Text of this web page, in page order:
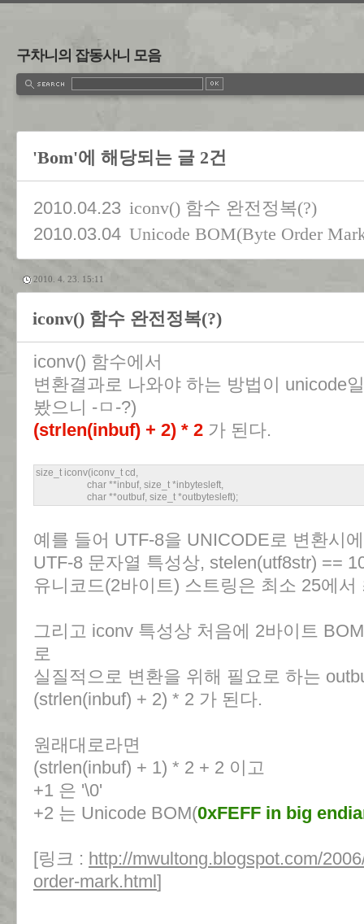
구차니의 잡동사니 모음
'Bom'에 해당되는 글 2건
2010.04.23 iconv() 함수 완전정복(?)
2010.03.04 Unicode BOM(Byte Order
2010. 4. 23. 15:11
iconv() 함수 완전정복(?)
iconv() 함수에서
변환결과로 나와야 하는 방법이 unicode
봤으니 -ㅁ-?)
(strlen(inbuf) + 2) * 2 가 된다.
size_t iconv(iconv_t cd,
char **inbuf, size_t *inbytesleft,
char **outbuf, size_t *outbytesleft);
예를 들어 UTF-8을 UNICODE로 변환시
UTF-8 문자열 특성상, stelen(utf8str) ==
유니코드(2바이트) 스트링은 최소 25에
그리고 iconv 특성상 처음에 2바이트
로
실질적으로 변환을 위해 필요로 하는
(strlen(inbuf) + 2) * 2 가 된다.
원래대로라면
(strlen(inbuf) + 1) * 2 + 2 이고
+1 은 '\0'
+2 는 Unicode BOM(0xFEFF in big
[링크 : http://mwultong.blogspot.com/
order-mark.html]